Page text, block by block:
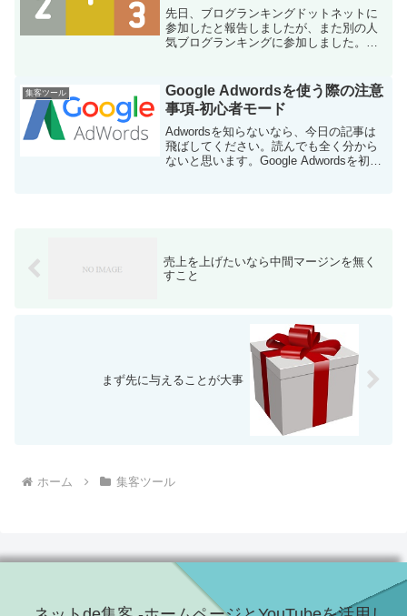
先日、ブログランキングドットネットに
参加したと報告しましたが、また別の人
気ブログランキングに参加しました。相
も同じタイプ。PVって言いますがページ
ビューつまり、ブログの...
集客ツール
Google Adwordsを使う際の注意
事項-初心者モード
Adwordsを知らないなら、今日の記事は
飛ばしてください。読んでも全く分から
ないと思います。Google Adwordsを初め
売上を上げたいなら中間マージンを無く
すこと
まず先に与えることが大事
ホーム 集客ツール